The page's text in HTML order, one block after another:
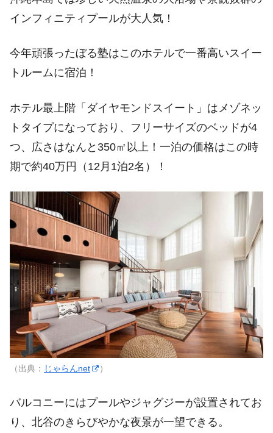
インフィニティプールが大人気！
今年頑張ったぼる塾はこのホテルで一番高いスイー
トルームに宿泊！
ホテル最上階「ダイヤモンドスイート」はメゾネッ
トタイプになっており、フリーサイズのベッドが4
つ、広さはなんと350㎡以上！一泊の価格はこの時
期で約40万円（12月1泊2名）！
（出典： じゃらんnet ）
バルコニーにはプールやジャグジーが設置されてお
り、北谷のきらびやかな夜景が一望できる。